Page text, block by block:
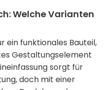
Welche Varianten
ein funktionales Bauteil,
Gestaltungselement
sorgt für
doch mit einer